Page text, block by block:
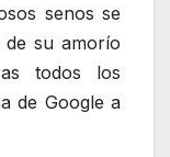
senos se
de su amorío
todos los
de Google a